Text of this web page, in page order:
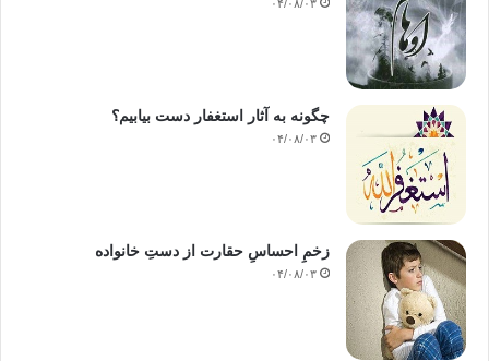
۰۴/۰۸/۰۳
چگونه به آثار استغفار دست بیابیم؟
۰۴/۰۸/۰۳
زخمِ احساسِ حقارت از دستِ خانواده
۰۴/۰۸/۰۳